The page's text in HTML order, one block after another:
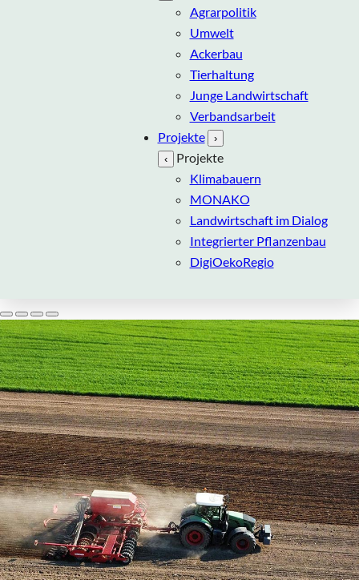
Agrarpolitik
Umwelt
Ackerbau
Tierhaltung
Junge Landwirtschaft
Verbandsarbeit
Projekte
›
‹
Projekte
Klimabauern
MONAKO
Landwirtschaft im Dialog
Integrierter Pflanzenbau
DigiOekoRegio